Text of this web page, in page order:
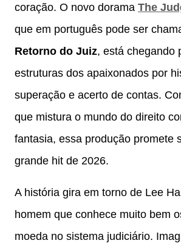
coração. O novo dorama The
que em português pode ser
Retorno do Juiz, está chegando
estruturas dos apaixonados por
superação e acerto de contas.
que mistura o mundo do direito
fantasia, essa produção promete
grande hit de 2026.
A história gira em torno de Lee
homem que conhece muito bem
moeda no sistema judiciário.